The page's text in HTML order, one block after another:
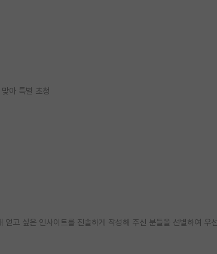
아 특별 초청
고 싶은 인사이트를 진솔하게 작성해 주신 분들을 선별하여 우